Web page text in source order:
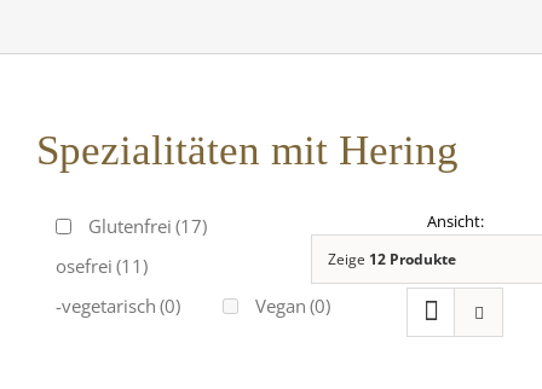
Spezialitäten mit Hering
Glutenfrei (17)
Laktosefrei (11)
Ovo-vegetarisch (0) Vegan (0)
Zeige 12 Produkte